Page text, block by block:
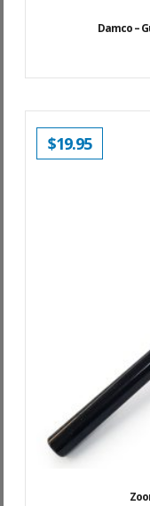
Damco –
$19.95